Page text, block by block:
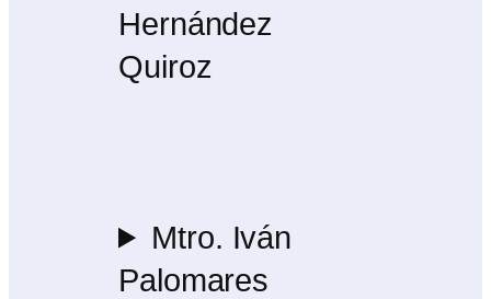
Hernández
Quiroz
Mtro. Iván
Palomares